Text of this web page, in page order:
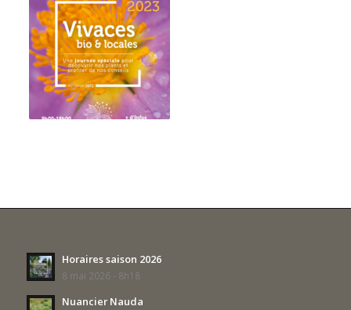
Horaires saison 2026
8 mai 2026 - 8h18
Nuancier Nauda